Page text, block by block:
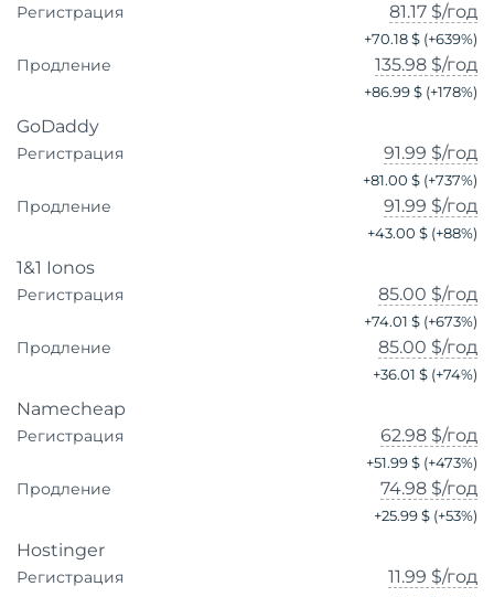
Регистрация 81.17 $/год
+70.18 $ (+639%)
Продление 135.98 $/год
+86.99 $ (+178%)
GoDaddy
Регистрация 91.99 $/год
+81.00 $ (+737%)
Продление 91.99 $/год
+43.00 $ (+88%)
1&1 Ionos
Регистрация 85.00 $/год
+74.01 $ (+673%)
Продление 85.00 $/год
+36.01 $ (+74%)
Namecheap
Регистрация 62.98 $/год
+51.99 $ (+473%)
Продление 74.98 $/год
+25.99 $ (+53%)
Hostinger
Регистрация 11.99 $/год